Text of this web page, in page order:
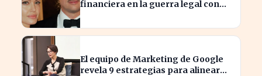
financiera en la guerra legal con
El equipo de Marketing de Google
revela 9 estrategias para alinear